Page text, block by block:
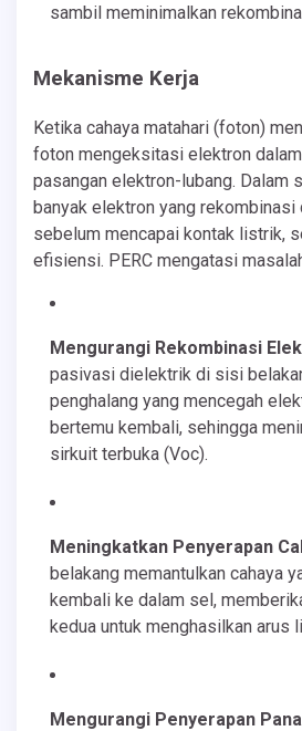
sambil meminimalkan
Mekanisme Kerja
Ketika cahaya matahari (foton)
foton mengeksitasi elektron
pasangan elektron-lubang. Dalam
banyak elektron yang rekombinasi
sebelum mencapai kontak listrik,
efisiensi. PERC mengatasi
Mengurangi Rekombinasi
pasivasi dielektrik di sisi
penghalang yang mencegah
bertemu kembali, sehingga
sirkuit terbuka (Voc).
Meningkatkan Penyerapan
belakang memantulkan cahaya
kembali ke dalam sel,
kedua untuk menghasilkan arus
Mengurangi Penyerapan